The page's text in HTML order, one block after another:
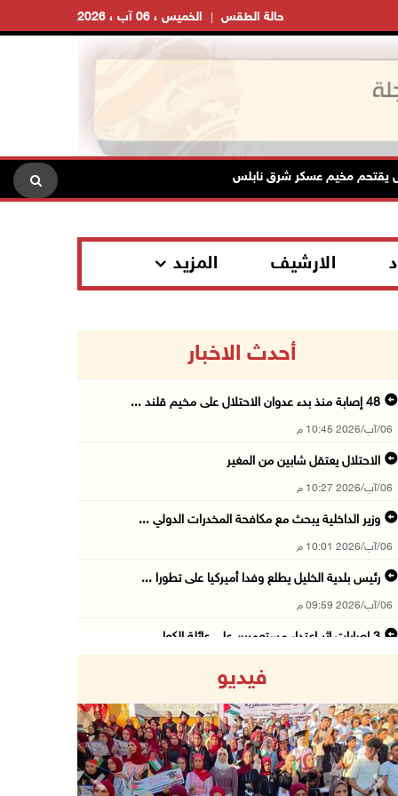
الخميس ، 06 آب ، 2026 حالة الطقس
مخيم عسكر شرق نابلس نادي الأسير: الاحتلال يعتقل ويحقق ميدانياً مع أكثر
الارشيف المزيد
أحدث الاخبار
48 إصابة منذ بدء عدوان الاحتلال على مخيم قلند ...
06/آب/2026 10:45 م
الاحتلال يعتقل شابين من المغير
06/آب/2026 10:27 م
وزير الداخلية يبحث مع مكافحة المخدرات الدولي ...
06/آب/2026 10:01 م
رئيس بلدية الخليل يطلع وفدا أميركيا على تطورا ...
06/آب/2026 09:59 م
06/آب/2026 09:13 م
ورشة توصي بخطة عاجلة لاستعادة التعليم الوجاهي ...
06/آب/2026 09:08 م
فيديو
Previous Next